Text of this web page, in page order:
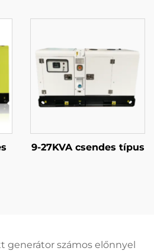
9-27KVA csendes típus
generátor számos előnnyel